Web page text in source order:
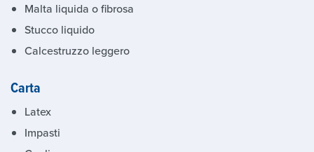
Malta liquida o fibrosa
Stucco liquido
Calcestruzzo leggero
Carta
Latex
Impasti